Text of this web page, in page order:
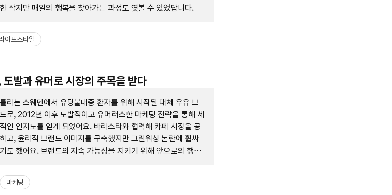
작지만 매일의 행복을 찾아가는 과정도 엿볼 수 있었답니다.
이프스타일
발과 유머로 시장의 주목을 받다
리는 스웨덴에서 유당불내증 환자를 위해 시작된 대체 우유 브
로, 2012년 이후 도발적이고 유머러스한 마케팅 전략을 통해 세
인 인지도를 얻게 되었어요. 바리스타와 협력해 카페 시장을 공
고, 윤리적 브랜드 이미지를 구축했지만 그린워싱 논란에 휩싸
도 했어요. 브랜드의 지속 가능성을 지키기 위해 앞으로의 행보
마케팅